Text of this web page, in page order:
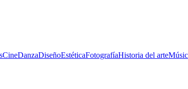
CineDanzaDiseñoEstéticaFotografíaHistoria del arte